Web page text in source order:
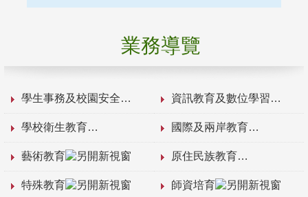
業務導覽
學生事務及校園安全 資訊教育及數位學習
學校衛生教育 國際及兩岸教育
藝術教育 原住民族教育
特殊教育 師資培育